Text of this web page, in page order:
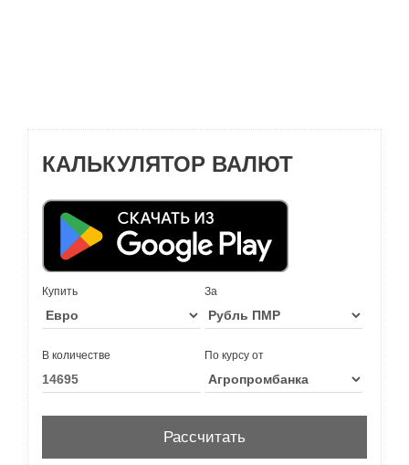
КАЛЬКУЛЯТОР ВАЛЮТ
Купить За
В количестве По курсу от